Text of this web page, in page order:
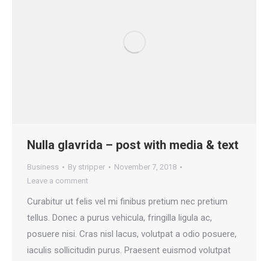
Nulla glavrida – post with media & text
Business By stripper
November 7, 2018
Leave a comment
Curabitur ut felis vel mi finibus pretium nec pretium
tellus. Donec a purus vehicula, fringilla ligula ac,
posuere nisi. Cras nisl lacus, volutpat a odio posuere,
iaculis sollicitudin purus. Praesent euismod volutpat